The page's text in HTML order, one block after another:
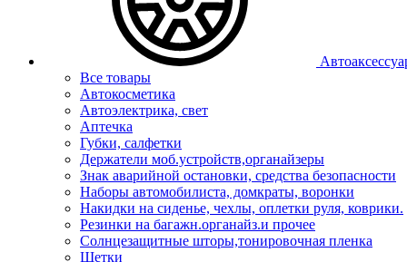
Все товары
Автокосметика
Автоэлектрика, свет
Аптечка
Губки, салфетки
Держатели моб.устройств,органайзеры
Знак аварийной остановки, средства безопасности
Наборы автомобилиста, домкраты, воронки
Накидки на сиденье, чехлы, оплетки руля, коврики.
Резинки на багажн.органайз.и прочее
Солнцезащитные шторы,тонировочная пленка
Щетки